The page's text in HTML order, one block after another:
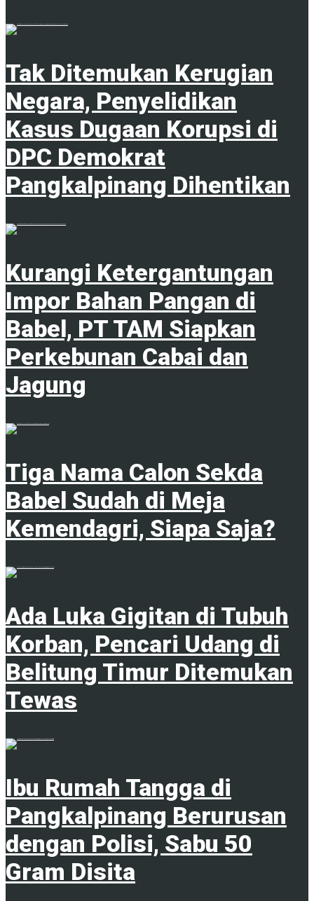
Tak Ditemukan Kerugian
Negara, Penyelidikan
Kasus Dugaan Korupsi di
DPC Demokrat
Pangkalpinang Dihentikan
Kurangi Ketergantungan
Impor Bahan Pangan di
Babel, PT TAM Siapkan
Perkebunan Cabai dan
Jagung
Tiga Nama Calon Sekda
Babel Sudah di Meja
Kemendagri, Siapa Saja?
Ada Luka Gigitan di Tubuh
Korban, Pencari Udang di
Belitung Timur Ditemukan
Tewas
Ibu Rumah Tangga di
Pangkalpinang Berurusan
dengan Polisi, Sabu 50
Gram Disita